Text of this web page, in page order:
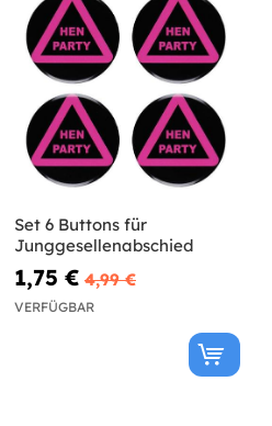
Set 6 Buttons für
Junggesellenabschied
1,75 € 4,99 €
VERFÜGBAR